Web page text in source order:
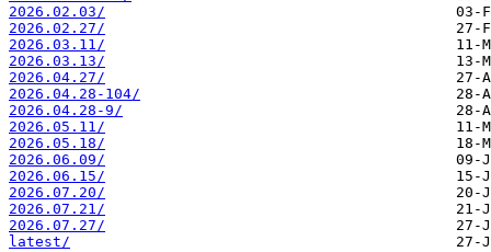
2026.02.03/
2026.02.27/
2026.03.11/
2026.03.13/
2026.04.27/
2026.04.28-104/
2026.04.28-9/
2026.05.11/
2026.05.18/
2026.06.09/
2026.06.15/
2026.07.20/
2026.07.21/
2026.07.27/
latest/